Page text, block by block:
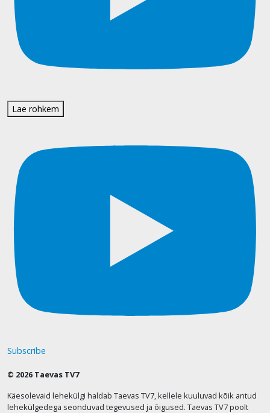
Lae rohkem
Subscribe
© 2026 Taevas TV7
Käesolevaid lehekülgi haldab Taevas TV7, kellele kuuluvad kõik antud
lehekülgedega seonduvad tegevused ja õigused. Taevas TV7 poolt